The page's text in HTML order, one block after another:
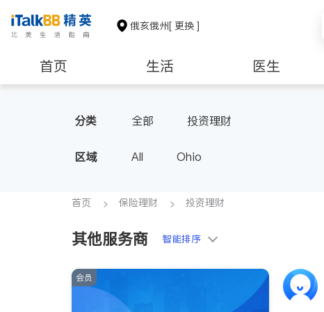
俄亥俄州[ 更换 ]
首页 生活 医生
分类 全部 投资理财
区域 All Ohio
首页 保险理财 投资理财
其他服务商 智能排序
会员